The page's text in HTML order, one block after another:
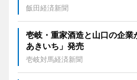
飯田経済新聞
壱岐・重家酒造と山口の企
あきいち」発売
壱岐対馬経済新聞